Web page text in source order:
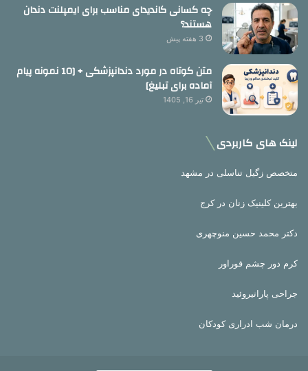
چه کسانی کاندیدای مناسب برای ایمپلنت دندان
هستند؟
3 هفته پیش
متن کوتاه در مورد دندانپزشکی + [10 نمونه پیام
آماده برای تبلیغ]
تیر 16, 1405
لینک های کاربردی
متخصص زگیل تناسلی در مشهد
بهترین کلینیک زنان در کرج
دکتر محمد حسین منوچهری
کرم دور چشم فوراور
جراحی پاراتیروئید
درمان شب ادراری کودکان